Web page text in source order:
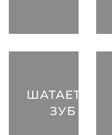
ШАТАЕТСЯ
ЗУБ